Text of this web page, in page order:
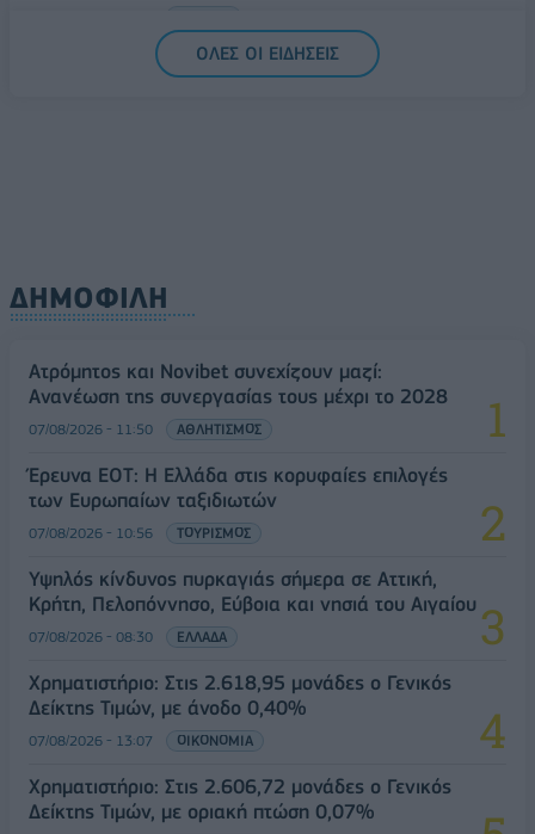
ΟΛΕΣ ΟΙ ΕΙΔΗΣΕΙΣ
ΔΗΜΟΦΙΛΗ
Ατρόμητος και Novibet συνεχίζουν μαζί:
Ανανέωση της συνεργασίας τους μέχρι το 2028
07/08/2026 - 11:50 ΑΘΛΗΤΙΣΜΟΣ
Έρευνα ΕΟΤ: Η Ελλάδα στις κορυφαίες επιλογές
των Ευρωπαίων ταξιδιωτών
07/08/2026 - 10:56 ΤΟΥΡΙΣΜΟΣ
Υψηλός κίνδυνος πυρκαγιάς σήμερα σε Αττική,
Κρήτη, Πελοπόννησο, Εύβοια και νησιά του Αιγαίου
07/08/2026 - 08:30 ΕΛΛΑΔΑ
Χρηματιστήριο: Στις 2.618,95 μονάδες ο Γενικός
Δείκτης Τιμών, με άνοδο 0,40%
07/08/2026 - 13:07 ΟΙΚΟΝΟΜΙΑ
Χρηματιστήριο: Στις 2.606,72 μονάδες ο Γενικός
Δείκτης Τιμών, με οριακή πτώση 0,07%